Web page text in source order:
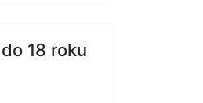
18 roku